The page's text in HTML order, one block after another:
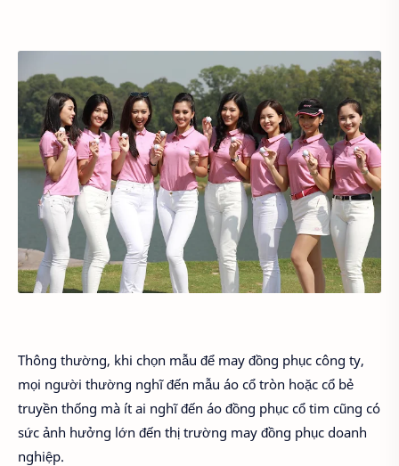
Thông thường, khi chọn mẫu để may đồng phục công ty,
mọi người thường nghĩ đến mẫu áo cổ tròn hoặc cổ bẻ
truyền thống mà ít ai nghĩ đến áo đồng phục cổ tim cũng có
sức ảnh hưởng lớn đến thị trường may đồng phục doanh
nghiệp.